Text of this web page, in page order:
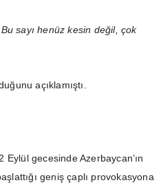
sayı henüz kesin değil, çok
açıklamıştı.
gecesinde Azerbaycan’ın
geniş çaplı provokasyona